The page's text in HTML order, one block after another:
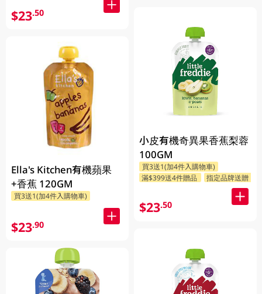
$23.50
Ella's Kitchen有機蘋果
+香蕉 120GM
買3送1(加4件入購物車)
$23.90
小皮有機奇異果香蕉梨蓉
100GM
買3送1(加4件入購物車)
滿$399送4件贈品
指定品牌送贈品
$23.50